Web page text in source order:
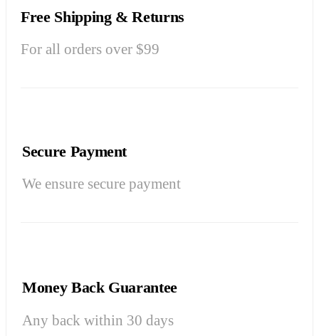
Free Shipping & Returns
For all orders over $99
Secure Payment
We ensure secure payment
Money Back Guarantee
Any back within 30 days